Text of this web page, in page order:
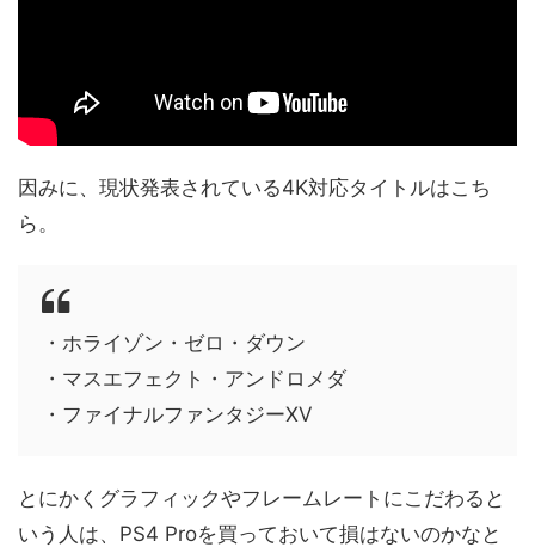
因みに、現状発表されている4K対応タイトルはこち
ら。
・ホライゾン・ゼロ・ダウン
・マスエフェクト・アンドロメダ
・ファイナルファンタジーXV
とにかくグラフィックやフレームレートにこだわると
いう人は、PS4 Proを買っておいて損はないのかなと